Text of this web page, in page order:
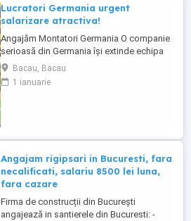
Lucratori Germania urgent
salarizare atractiva!
Angajăm Montatori Germania O companie
serioasă din Germania își extinde echipa
și caută minimum 2, ideal 4 montatori
pentru montajul de: acoperișuri pentru
terase; sisteme din aluminiu; sisteme
Bacau, Bacau
1 ianuarie
Angajam rigipsari in Bucuresti, fara
necalificati, salariu 8500 lei luna,
fara cazare
Firma de construcții din București
angajează in santierele din Bucuresti: -